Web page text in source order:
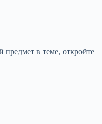
в теме, откройте